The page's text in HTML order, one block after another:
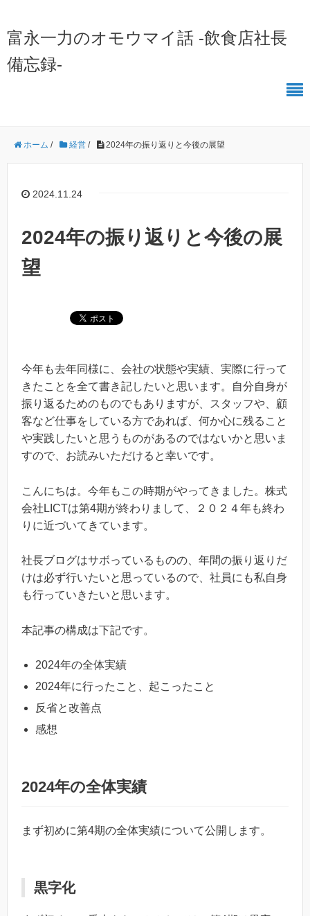
富永一力のオモウマイ話 -飲食店社長
備忘録-
ホーム / 経営 / 2024年の振り返りと今後の展望
2024.11.24
2024年の振り返りと今後の展
望
今年も去年同様に、会社の状態や実績、実際に行って
きたことを全て書き記したいと思います。自分自身が
振り返るためのものでもありますが、スタッフや、顧
客など仕事をしている方であれば、何か心に残ること
や実践したいと思うものがあるのではないかと思いま
すので、お読みいただけると幸いです。
こんにちは。今年もこの時期がやってきました。株式
会社LICTは第4期が終わりまして、２０２４年も終わ
りに近づいてきています。
社長ブログはサボっているものの、年間の振り返りだ
けは必ず行いたいと思っているので、社員にも私自身
も行っていきたいと思います。
本記事の構成は下記です。
2024年の全体実績
2024年に行ったこと、起こったこと
反省と改善点
感想
2024年の全体実績
まず初めに第4期の全体実績について公開します。
黒字化